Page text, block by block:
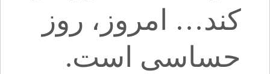
کند… امروز، روز
حساسی است.